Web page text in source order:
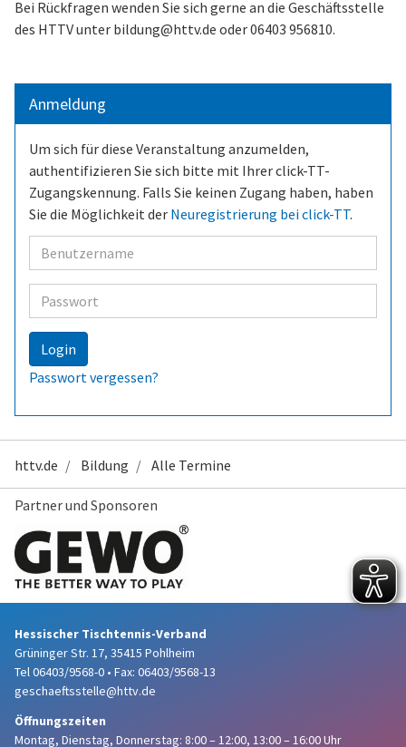
Bei Rückfragen wenden Sie sich gerne an die Geschäftsstelle
des HTTV unter bildung@httv.de oder 06403 956810.
Anmeldung
Um sich für diese Veranstaltung anzumelden,
authentifizieren Sie sich bitte mit Ihrer click-TT-
Zugangskennung. Falls Sie keinen Zugang haben, haben
Sie die Möglichkeit der Neuregistrierung bei click-TT.
Benutzer
Passwort
Login
Passwort vergessen?
httv.de Bildung Alle Termine
Partner und Sponsoren
Hessischer Tischtennis-Verband
Grüninger Str. 17, 35415 Pohlheim
Tel 06403/9568-0 • Fax: 06403/9568-13
geschaeftsstelle@httv.de
Öffnungszeiten
Montag, Dienstag, Donnerstag: 8:00 – 12:00, 13:00 – 16:00 Uhr